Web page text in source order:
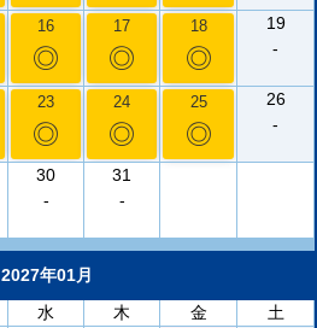
16
◎
17
◎
18
◎
19
-
23
◎
24
◎
25
◎
26
-
30
-
31
-
2027年01月
水 木 金
土